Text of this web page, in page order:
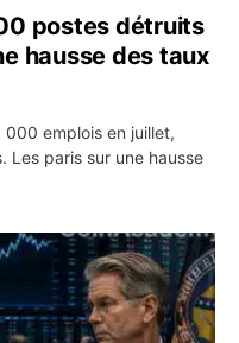
postes détruits
hausse des taux
emplois en juillet,
paris sur une hausse
sans prévenir la